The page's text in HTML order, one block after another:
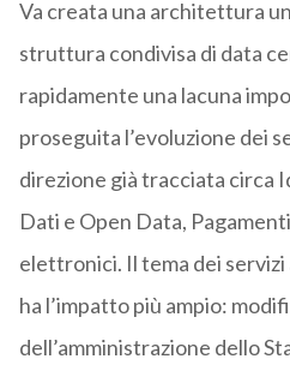
Va creata una architettura
struttura condivisa di data
rapidamente una lacuna
proseguita l’evoluzione dei
direzione già tracciata circa
Dati e Open Data,
elettronici. Il tema dei
ha l’impatto più ampio:
dell’amministrazione dello